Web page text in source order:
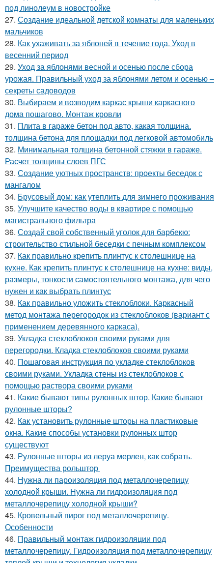
под линолеум в новостройке
27. Создание идеальной детской комнаты для маленьких
мальчиков
28. Как ухаживать за яблоней в течение года. Уход в
весенний период
29. Уход за яблонями весной и осенью после сбора
урожая. Правильный уход за яблонями летом и осенью –
секреты садоводов
30. Выбираем и возводим каркас крыши каркасного
дома пошагово. Монтаж кровли
31. Плита в гараже бетон под авто, какая толщина.
толщина бетона для площадки под легковой автомобиль
32. Минимальная толщина бетонной стяжки в гараже.
Расчет толщины слоев ПГС
33. Создание уютных пространств: проекты беседок с
мангалом
34. Брусовый дом: как утеплить для зимнего проживания
35. Улучшите качество воды в квартире с помощью
магистрального фильтра
36. Создай свой собственный уголок для барбекю:
строительство стильной беседки с печным комплексом
37. Как правильно крепить плинтус к столешнице на
кухне. Как крепить плинтус к столешнице на кухне: виды,
размеры, тонкости самостоятельного монтажа, для чего
нужен и как выбрать плинтус
38. Как правильно уложить стеклоблоки. Каркасный
метод монтажа перегородок из стеклоблоков (вариант с
применением деревянного каркаса).
39. Укладка стеклоблоков своими руками для
перегородки. Кладка стеклоблоков своими руками
40. Пошаговая инструкция по укладке стеклоблоков
своими руками. Укладка стены из стеклоблоков с
помощью раствора своими руками
41. Какие бывают типы рулонных штор. Какие бывают
рулонные шторы?
42. Как установить рулонные шторы на пластиковые
окна. Какие способы установки рулонных штор
существуют
43. Рулонные шторы из леруа мерлен, как собрать.
Преимущества рольштор
44. Нужна ли пароизоляция под металлочерепицу
холодной крыши. Нужна ли гидроизоляция под
металлочерепицу холодной крыши?
45. Кровельный пирог под металлочерепицу.
Особенности
46. Правильный монтаж гидроизоляции под
металлочерепицу. Гидроизоляция под металлочерепицу